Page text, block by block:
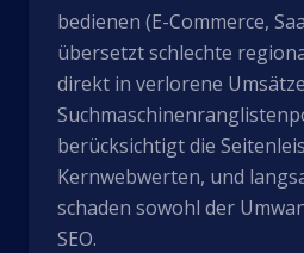
bedienen (E-Commerce,
übersetzt schlechte
direkt in verlorene
berücksichtigt die
Kernwebwerten, und
schaden sowohl der
SEO.